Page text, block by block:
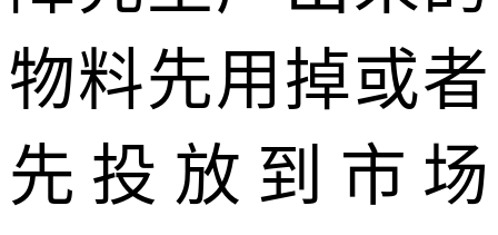
物料先用掉或者
先投放到市场